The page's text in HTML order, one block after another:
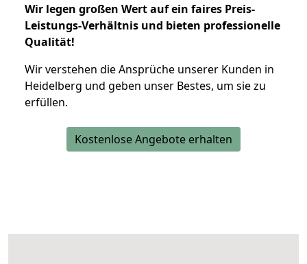
Wir legen großen Wert auf ein faires Preis-
Leistungs-Verhältnis und bieten professionelle
Qualität!
Wir verstehen die Ansprüche unserer Kunden in
Heidelberg und geben unser Bestes, um sie zu
erfüllen.
Kostenlose Angebote erhalten